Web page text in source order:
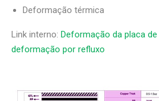
Deformação térmica
Link interno:Deformação da placa
deformação por refluxo